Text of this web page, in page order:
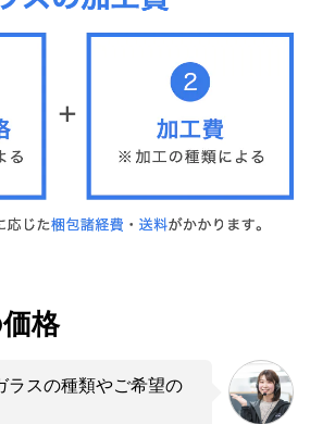
格
ラスの種類やご希望の